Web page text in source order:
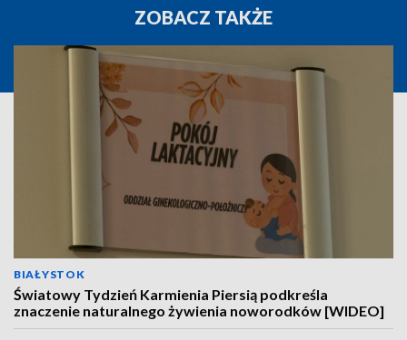
ZOBACZ TAKŻE
BIAŁYSTOK
Światowy Tydzień Karmienia Piersią podkreśla
znaczenie naturalnego żywienia noworodków [WIDEO]